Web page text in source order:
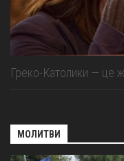
Греко-Католики — це
МОЛИТВИ